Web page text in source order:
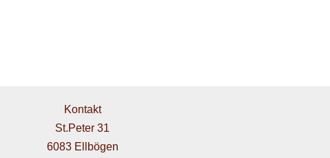
Kontakt
St.Peter 31
6083 Ellbögen